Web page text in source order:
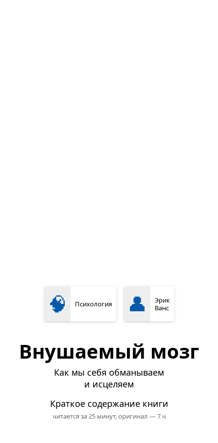
🧠 Психология 👤
Эрик
Ванс
Внушаемый мозг
Как мы себя обманываем
и исцеляем
Краткое содержание книги
читается за 25 минут,оригинал — 7 ч